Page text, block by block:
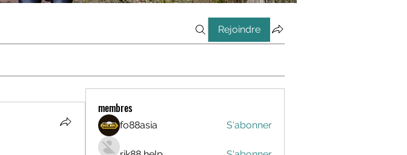
Rejoindre
membres
fo88asia S'abonner